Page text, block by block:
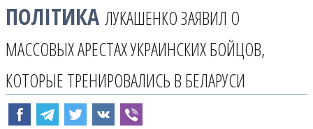
ПОЛІТИКА ЛУКАШЕНКО ЗАЯВИЛ О
МАССОВЫХ АРЕСТАХ УКРАИНСКИХ БОЙЦОВ,
КОТОРЫЕ ТРЕНИРОВАЛИСЬ В БЕЛАРУСИ